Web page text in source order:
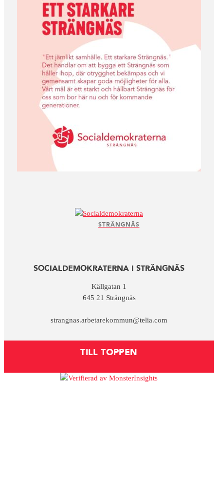
STRÄNGNÄS
SOCIALDEMOKRATERNA I STRÄNGNÄS
Källgatan 1
645 21 Strängnäs
strangnas.arbetarekommun@telia.com
TILL TOPPEN